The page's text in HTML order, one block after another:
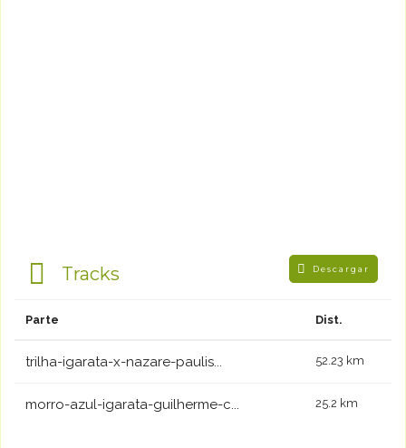
Tracks Descargar
Parte Dist.
trilha-igarata-x-nazare-paulis... 52.23 km
morro-azul-igarata-guilherme-c... 25.2 km